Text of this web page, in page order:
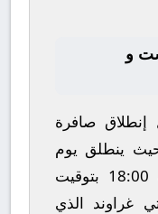
و
إنطلاق صافرة
حيث ينطلق يوم
18:00 بتوقيت
غراوند الذي